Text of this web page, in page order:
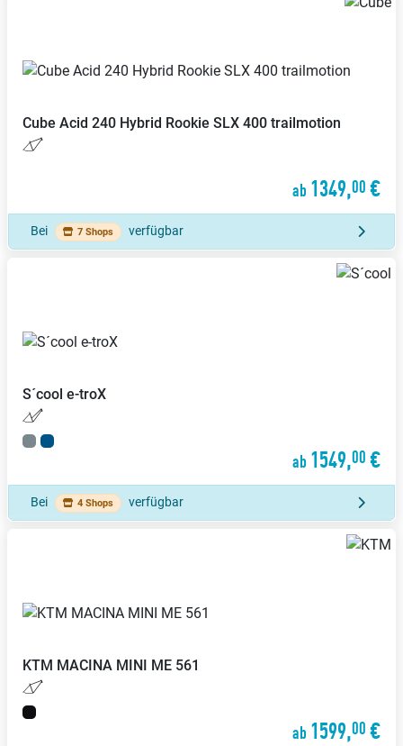
Cube Acid 240 Hybrid Rookie SLX 400 trailmotion
ab 1349,00 €
Bei 7 Shops verfügbar
S´cool e-troX
ab 1549,00 €
Bei 4 Shops verfügbar
KTM MACINA MINI ME 561
ab 1599,00 €